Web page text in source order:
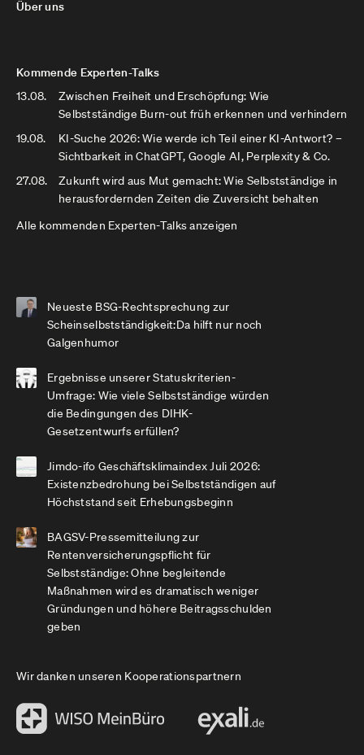
Über uns
Kommende Experten-Talks
13.08.
Zwischen Freiheit und Erschöpfung: Wie
Selbstständige Burn-out früh erkennen und verhindern
19.08.
KI-Suche 2026: Wie werde ich Teil einer KI-Antwort? –
Sichtbarkeit in ChatGPT, Google AI, Perplexity & Co.
27.08.
Zukunft wird aus Mut gemacht: Wie Selbstständige in
herausfordernden Zeiten die Zuversicht behalten
Alle kommenden Experten-Talks anzeigen
Neueste BSG-Rechtsprechung zur
Scheinselbstständigkeit:Da hilft nur noch
Galgenhumor
Ergebnisse unserer Statuskriterien-
Umfrage: Wie viele Selbstständige würden
die Bedingungen des DIHK-
Gesetzentwurfs erfüllen?
Jimdo-ifo Geschäftsklimaindex Juli 2026:
Existenzbedrohung bei Selbstständigen auf
Höchststand seit Erhebungsbeginn
BAGSV-Pressemitteilung zur
Rentenversicherungspflicht für
Selbstständige: Ohne begleitende
Maßnahmen wird es dramatisch weniger
Gründungen und höhere Beitragsschulden
geben
Wir danken unseren Kooperationspartnern